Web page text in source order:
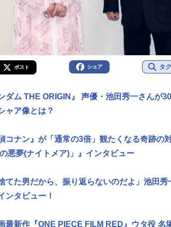
ポスト シェア タ
ダム THE ORIGIN』 声優・池田秀一さんが
ャア像とは？
コナン』が「通常の3倍」観たくなる奇跡
悪夢(ナイトメア)」』インタビュー
てた男だから、振り返らないのだよ」池田
ンタビュー！
最新作『ONE PIECE FILM RED』ウタ役 名